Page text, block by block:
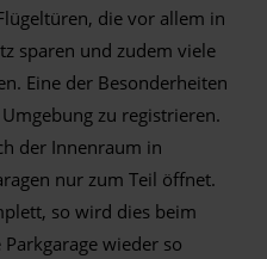
die vor allem in
sparen und zudem viele
Eine der Besonderheiten
zu registrieren.
der Innenraum in
nur zum Teil öffnet.
so wird dies beim
wieder so